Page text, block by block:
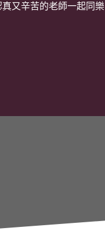
又辛苦的老師一起同樂